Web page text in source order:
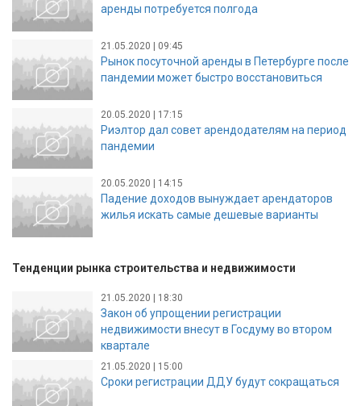
аренды потребуется полгода
21.05.2020 | 09:45
Рынок посуточной аренды в Петербурге после
пандемии может быстро восстановиться
20.05.2020 | 17:15
Риэлтор дал совет арендодателям на период
пандемии
20.05.2020 | 14:15
Падение доходов вынуждает арендаторов
жилья искать самые дешевые варианты
Тенденции рынка строительства и недвижимости
21.05.2020 | 18:30
Закон об упрощении регистрации
недвижимости внесут в Госдуму во втором
квартале
21.05.2020 | 15:00
Сроки регистрации ДДУ будут сокращаться